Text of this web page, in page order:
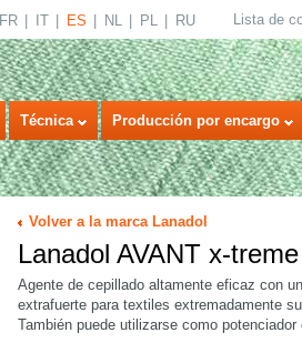
FR IT ES NL PL RU Lista de
Técnica Producción por encargo
Volver a la marca Lanadol
Lanadol AVANT x-treme
Agente de cepillado altamente eficaz con
extrafuerte para textiles extremadamente
También puede utilizarse como